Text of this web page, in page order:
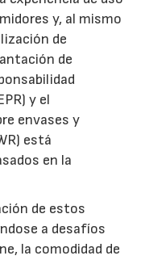
y, al mismo
de
de
y el
envases y
está
en la
de estos
a desafíos
la comodidad de